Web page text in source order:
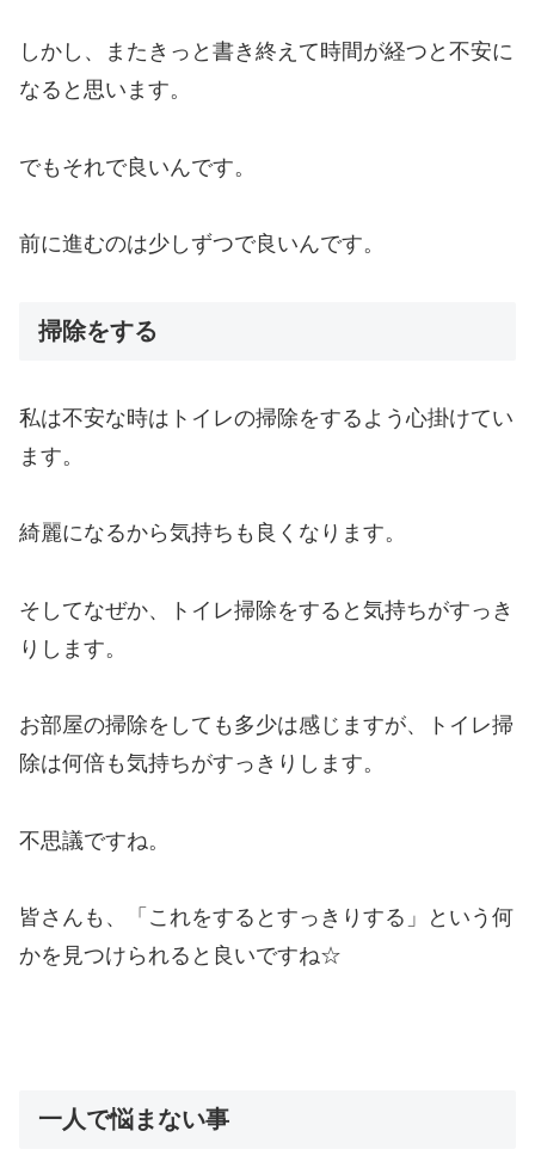
しかし、またきっと書き終えて時間が経つと不安に
なると思います。
でもそれで良いんです。
前に進むのは少しずつで良いんです。
掃除をする
私は不安な時はトイレの掃除をするよう心掛けてい
ます。
綺麗になるから気持ちも良くなります。
そしてなぜか、トイレ掃除をすると気持ちがすっき
りします。
お部屋の掃除をしても多少は感じますが、トイレ掃
除は何倍も気持ちがすっきりします。
不思議ですね。
皆さんも、「これをするとすっきりする」という何
かを見つけられると良いですね☆
一人で悩まない事